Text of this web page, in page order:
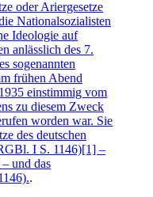
oder Ariergesetze
Nationalsozialisten
Ideologie auf
anlässlich des 7.
sogenannten
frühen Abend
einstimmig vom
zu diesem Zweck
worden war. Sie
des deutschen
I S. 1146)[1] –
und das
.